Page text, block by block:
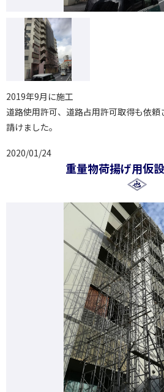
2019年9月に施工
道路使用許可、道路占用許可取得も依頼
請けました。
2020/01/24
重量物荷揚げ用仮